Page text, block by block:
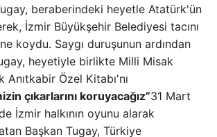
beraberindeki heyetle Atatürk'ün
İzmir Büyükşehir Belediyesi tacını
koydu. Saygı duruşunun ardından
heyetiyle birlikte Milli Misak
Anıtkabir Özel Kitabı'nı
çıkarlarını koruyacağız”31 Mart
İzmir halkının oyunu alarak
Başkan Tugay, Türkiye